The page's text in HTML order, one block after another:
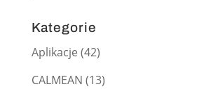
Kategorie
Aplikacje (42)
CALMEAN (13)